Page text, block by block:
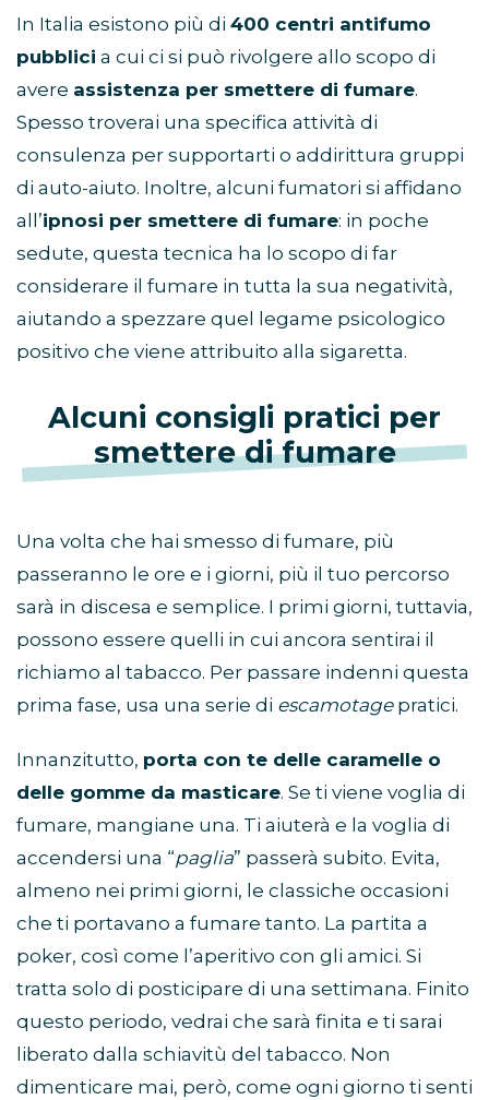
In Italia esistono più di 400 centri antifumo
pubblici a cui ci si può rivolgere allo scopo di
avere assistenza per smettere di fumare.
Spesso troverai una specifica attività di
consulenza per supportarti o addirittura gruppi
di auto-aiuto. Inoltre, alcuni fumatori si affidano
all’ipnosi per smettere di fumare: in poche
sedute, questa tecnica ha lo scopo di far
considerare il fumare in tutta la sua negatività,
aiutando a spezzare quel legame psicologico
positivo che viene attribuito alla sigaretta.
Alcuni consigli pratici per
smettere di fumare
Una volta che hai smesso di fumare, più
passeranno le ore e i giorni, più il tuo percorso
sarà in discesa e semplice. I primi giorni, tuttavia,
possono essere quelli in cui ancora sentirai il
richiamo al tabacco. Per passare indenni questa
prima fase, usa una serie di escamotagepratici.
Innanzitutto, porta con te delle caramelle o
delle gomme da masticare. Se ti viene voglia di
fumare, mangiane una. Ti aiuterà e la voglia di
accendersi una “paglia” passerà subito. Evita,
almeno nei primi giorni, le classiche occasioni
che ti portavano a fumare tanto. La partita a
poker, così come l’aperitivo con gli amici. Si
tratta solo di posticipare di una settimana. Finito
questo periodo, vedrai che sarà finita e ti sarai
liberato dalla schiavitù del tabacco. Non
dimenticare mai, però, come ogni giorno ti senti